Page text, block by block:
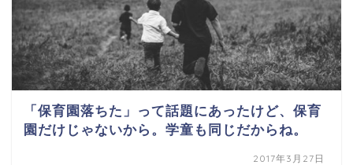
「保育園落ちた」って話題にあったけど、保育
園だけじゃないから。学童も同じだからね。
2017年3月27日